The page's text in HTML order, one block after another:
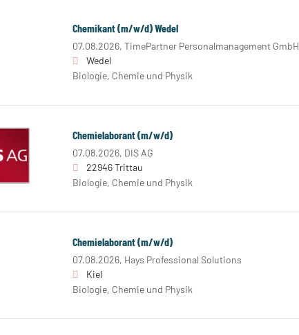
Chemikant (m/w/d) Wedel
07.08.2026, TimePartner Personalmanagement GmbH
Wedel
Biologie, Chemie und Physik
Chemielaborant (m/w/d)
07.08.2026, DIS AG
22946 Trittau
Biologie, Chemie und Physik
Chemielaborant (m/w/d)
07.08.2026, Hays Professional Solutions
Kiel
Biologie, Chemie und Physik